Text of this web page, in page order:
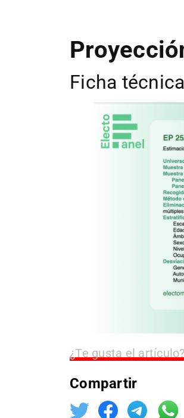
Ficha técnica
¿Te gusta el
Compartir